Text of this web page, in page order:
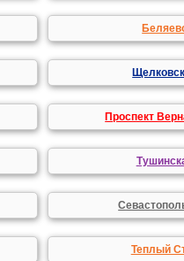
Проспект
Теплый